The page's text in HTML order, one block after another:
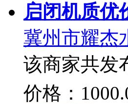
启闭机质优
冀州市耀杰
该商家共发
价格：